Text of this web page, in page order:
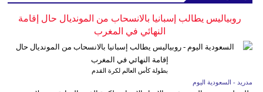
روبياليس يطالب إسبانيا بالانسحاب من المونديال حال إقامة
النهائي في المغرب
بطولة كأس العالم لكرة القدم
مدريد - السعودية اليوم